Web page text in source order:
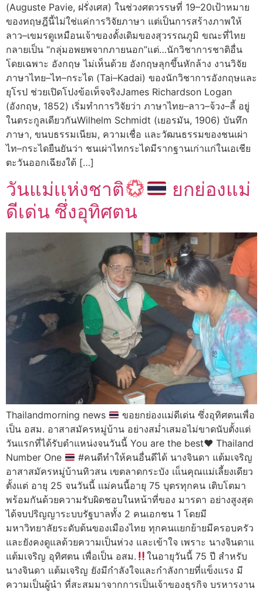
(Auguste Pavie, ฝรั่งเศส) ในช่วงศตวรรษที่ 19–20เป้าหมาย
ของทฤษฎีนี้ไม่ใช่แค่การวิจัยภาษา แต่เป็นการสร้างภาพให้
ลาว–เขมรดูเหมือนเจ้าของดั้งเดิมของสุวรรณภูมิ ขณะที่ไทย
กลายเป็น “กลุ่มอพยพจากภายนอก”แต่…นักวิชาการชาติอื่น
โดยเฉพาะ อังกฤษ ไม่เห็นด้วย อังกฤษลุกขึ้นหักล้าง งานวิจัย
ภาษาไทย–ไท–กระได (Tai–Kadai) ของนักวิชาการอังกฤษและ
ยุโรป ช่วยเปิดโปงข้อเท็จจริงJames Richardson Logan
(อังกฤษ, 1852) เริ่มทำการวิจัยว่า ภาษาไทย–ลาว–จ้วง–ลี้ อยู่
ในตระกูลเดียวกันWilhelm Schmidt (เยอรมัน, 1906) บันทึก
ภาษา, ขนบธรรมเนียม, ความเชื่อ และวัฒนธรรมของชนเผ่า
ไท–กระไดยืนยันว่า ชนเผ่าไทกระไดมีรากฐานเก่าแก่ในเอเชีย
ตะวันออกเฉียงใต้ […]
วันแม่เเห่งชาติ
ยกย่องแม่
ดีเด่น ซึ่งอุทิศตน
Thailandmorning news
ขอยกย่องแม่ดีเด่น ซึ่งอุทิศตนเพื่อ
เป็น อสม. อาสาสมัครหมู่บ้าน อย่างสม่ำเสมอไม่ขาดนับตั้งแต่
วันแรกที่ได้รับตำแหน่งจนวันนี้ You are the best♥️ Thailand
Number One
#คนดีทำให้คนอื่นดีได้ นางจินดา แต้มเจริญ
อาสาสมัครหมู่บ้านทิวสน เขตลาดกระบัง เแ็นคุณแม่เลี้ยงเดียว
ตั้งแต่ อายุ 25 จนวันนี้ เเม่คนนี้อายุ 75 บุตรทุกคน เติบโตมา
พร้อมกันด้วยความรับผิดชอบในหน้าที่ของ มารดา อย่างสูงสุด
ได้จบปริญญาระบบรัฐบาลทั้ง 2 คนเอกชน 1 โดยมี
มหาวิทยาลัยระดับต้นของเมืองไทย ทุกคนเเยกย้ายมีครอบครัว
และยังคงดูแลด้วยความเป็นห่วง และเข้าใจ เพราะ นางจินดาแ
แต้มเจริญ อุทิศตน เพื่อเป็น อสม.
ในอายุวันนี้ 75 ปี สำหรับ
นางจินดา แต้มเจริญ ยังมีกำลังใจและกำลังกายที่เเข็งเเรง มี
ความเป็นผู้นำ ที่สะสมมาจากการเป็นเจ้าของธุรกิจ บรหารงาน